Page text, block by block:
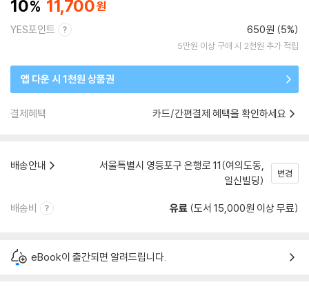
10 11,700
YES포인트 650원 (5%)
5만원 이상 구매 시 2천원 추가 적립
앱 다운 시 1천원 상품권
결제혜택 카드/간편결제 혜택을 확인하세요
배송안내
서울특별시 영등포구 은행로 11(여의도동,
일신빌딩)
변경
배송비 유료 (도서 15,000원 이상 무료)
eBook이 출간되면 알려드립니다.